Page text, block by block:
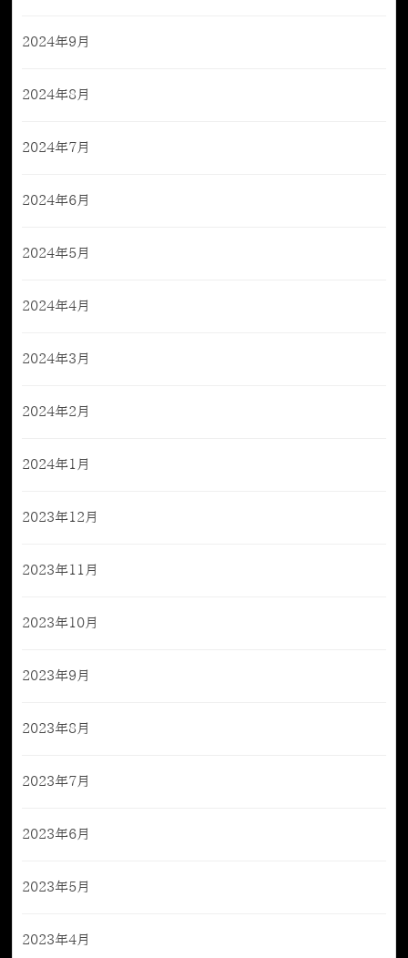
2024年9月
2024年8月
2024年7月
2024年6月
2024年5月
2024年4月
2024年3月
2024年2月
2024年1月
2023年12月
2023年11月
2023年10月
2023年9月
2023年8月
2023年7月
2023年6月
2023年5月
2023年4月